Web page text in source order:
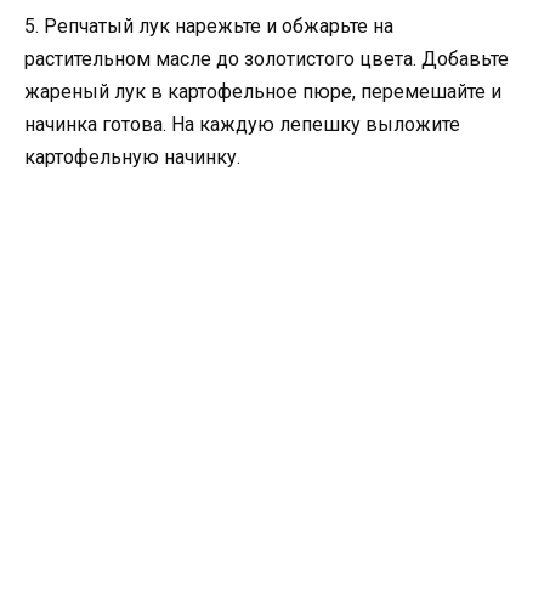
5. Репчатый лук нарежьте и обжарьте на
растительном масле до золотистого цвета. Добавьте
жареный лук в картофельное пюре, перемешайте и
начинка готова. На каждую лепешку выложите
картофельную начинку.